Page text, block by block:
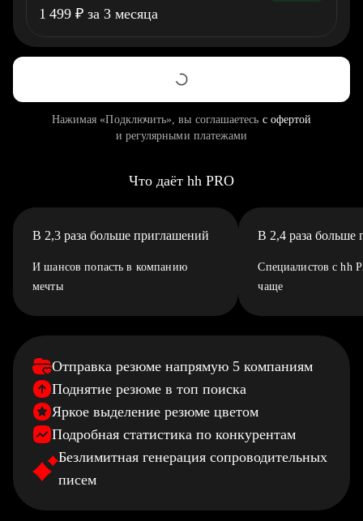
1 499 ₽ за 3 месяца
Нажимая «Подключить», вы соглашаетесь с офертой
и регулярными платежами
Что даёт hh PRO
В 2,3 раза больше приглашений
И шансов попасть в компанию
мечты
В 2,4 раза больше
Специалистов с hh
чаще
Отправка резюме напрямую 5 компаниям
Поднятие резюме в топ поиска
Яркое выделение резюме цветом
Подробная статистика по конкурентам
Безлимитная генерация сопроводительных
писем